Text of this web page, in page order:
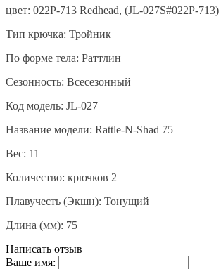
цвет: 022P-713 Redhead, (JL-027S#022P-713)
Тип крючка: Тройник
По форме тела: Раттлин
Сезонность: Всесезонный
Код модель: JL-027
Название модели: Rattle-N-Shad 75
Вес: 11
Количество: крючков 2
Плавучесть (Экшн): Тонущий
Длина (мм): 75
Написать отзыв
Ваше имя: